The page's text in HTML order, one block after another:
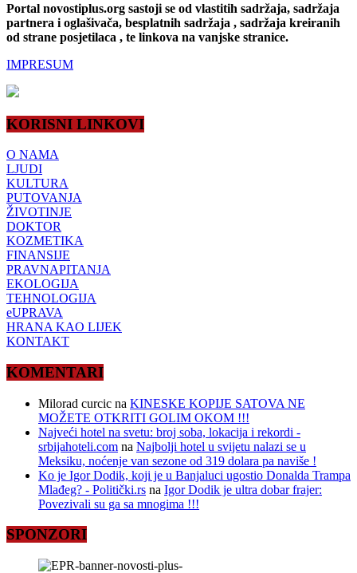
Portal novostiplus.org sastoji se od vlastitih sadržaja, sadržaja
partnera i oglašivača, besplatnih sadržaja , sadržaja kreiranih
od strane posjetilaca , te linkova na vanjske stranice.
IMPRESUM
KORISNI LINKOVI
O NAMA
LJUDI
KULTURA
PUTOVANJA
ŽIVOTINJE
DOKTOR
KOZMETIKA
FINANSIJE
PRAVNAPITANJA
EKOLOGIJA
TEHNOLOGIJA
eUPRAVA
HRANA KAO LIJEK
KONTAKT
KOMENTARI
Milorad curcic na KINESKE KOPIJE SATOVA NE
MOŽETE OTKRITI GOLIM OKOM !!!
Najveći hotel na svetu: broj soba, lokacija i rekordi -
srbijahoteli.com na Najbolji hotel u svijetu nalazi se u
Meksiku, noćenje van sezone od 319 dolara pa naviše !
Ko je Igor Dodik, koji je u Banjaluci ugostio Donalda Trampa
Mlađeg? - Politički.rs na Igor Dodik je ultra dobar frajer:
Povezivali su ga sa mnogima !!!
SPONZORI